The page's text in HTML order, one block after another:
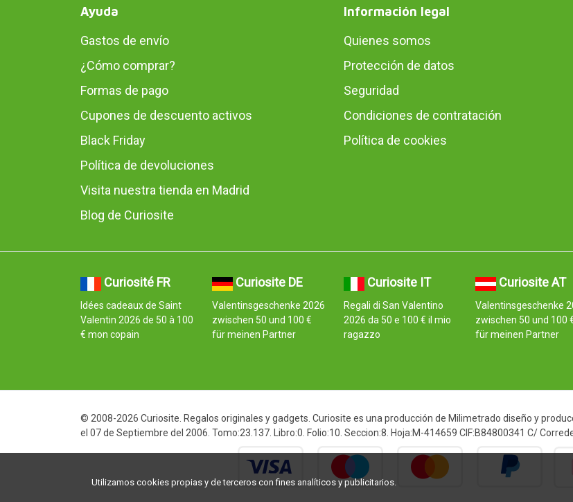
Ayuda
Gastos de envío
¿Cómo comprar?
Formas de pago
Cupones de descuento activos
Black Friday
Política de devoluciones
Visita nuestra tienda en Madrid
Blog de Curiosite
Información legal
Quienes somos
Protección de datos
Seguridad
Condiciones de contratación
Política de cookies
Curiosité FR
Idées cadeaux de Saint
Valentin 2026 de 50 à 100
€ mon copain
Curiosite DE
Valentinsgeschenke 2026
zwischen 50 und 100 €
für meinen Partner
Curiosite IT
Regali di San Valentino
2026 da 50 e 100 € il mio
ragazzo
Curiosite AT
Valentinsgeschenke
zwischen 50 und 100
für meinen Partner
© 2008-2026 Curiosite. Regalos originales y gadgets. Curiosite es una producción de Milimetrado diseño y
el 07 de Septiembre del 2006. Tomo:23.137. Libro:0. Folio:10. Seccion:8. Hoja:M-414659 CIF:B84800341 C/
Utilizamos cookies propias y de terceros con fines analíticos y publicitarios.